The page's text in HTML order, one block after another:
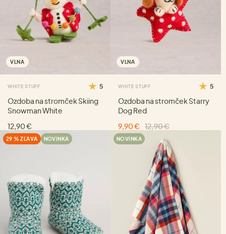
VLNA
WHITE STUFF 5
Ozdoba na stromček Skiing
Snowman White
12,90 €
VLNA
WHITE STUFF 5
Ozdoba na stromček Starry
Dog Red
9,90 €
12,90 €
29 % ZĽAVA NOVINKA NOVINKA